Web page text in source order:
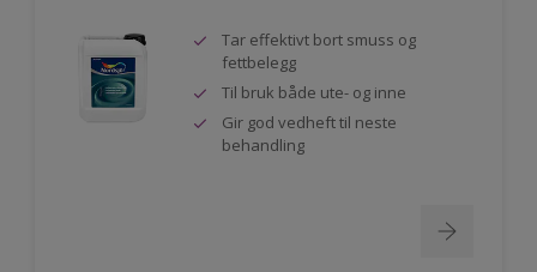
Tar effektivt bort smuss og
fettbelegg
Til bruk både ute- og inne
Gir god vedheft til neste
behandling